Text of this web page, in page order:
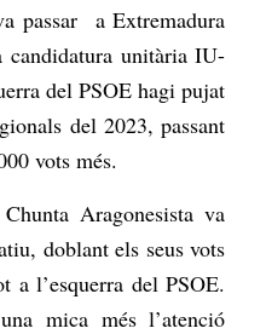
passar a Extremadura
unitària IU-
del PSOE hagi pujat
del 2023, passant
vots més.
Aragonesista va
doblant els seus vots
a l’esquerra del PSOE.
mica més l’atenció